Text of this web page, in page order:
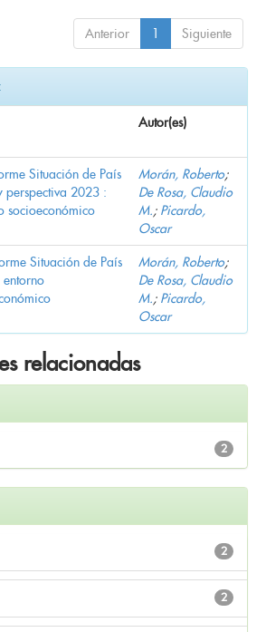
Anterior 1 Siguiente
Autor(es)
Situación de País
perspectiva 2023 :
socioeconómico
Morán, Roberto;
De Rosa, Claudio
M.; Picardo,
Oscar
Situación de País
Morán, Roberto;
De Rosa, Claudio
M.; Picardo,
Oscar
relacionadas
2
2
2